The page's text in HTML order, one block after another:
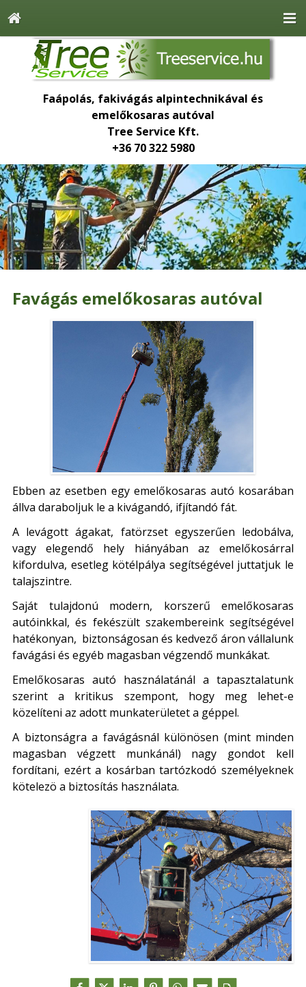
Faápolás, fakivágás alpintechnikával és
emelőkosaras autóval
Tree Service Kft.
+36 70 322 5980
Favágás emelőkosaras autóval
Ebben az esetben egy emelőkosaras autó kosarában
állva daraboljuk le a kivágandó, ifjítandó fát.
A levágott ágakat, fatörzset egyszerűen ledobálva,
vagy elegendő hely hiányában az emelőkosárral
kifordulva, esetleg kötélpálya segítségével juttatjuk le
talajszintre.
Saját tulajdonú modern, korszerű emelőkosaras
autóinkkal, és fekészült szakembereink segítségével
hatékonyan, biztonságosan és kedvező áron vállalunk
favágási és egyéb magasban végzendő munkákat.
Emelőkosaras autó használatánál a tapasztalatunk
szerint a kritikus szempont, hogy meg lehet-e
közelíteni az adott munkaterületet a géppel.
A biztonságra a favágásnál különösen (mint minden
magasban végzett munkánál) nagy gondot kell
fordítani, ezért a kosárban tartózkodó személyeknek
kötelezö a biztosítás használata.